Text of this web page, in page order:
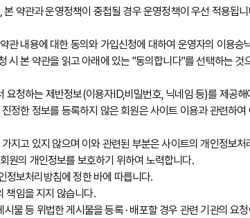
약관과 운영정책이 중첩될 경우 운영정책이 우선 적용됩
내용에 대한 동의와 가입신청에 대하여 운영자의 이용승
본 약관을 읽고 아래에 있는 "동의합니다"를 선택하는 것
청하는 제반정보(이용자ID,비밀번호, 닉네임 등)를 제공해
한 정보를 등록하지 않은 회원은 사이트 이용과 관련하
지고 있지 않으며 이와 관련된 부분은 사이트의 개인정보처
원의 개인정보를 보호하기 위하여 노력합니다.
정보처리방침에 정한 바에 따릅니다.
책임을 지지 않습니다.
물 등 위법한 게시물을 등록 · 배포할 경우 관련 기관의 요